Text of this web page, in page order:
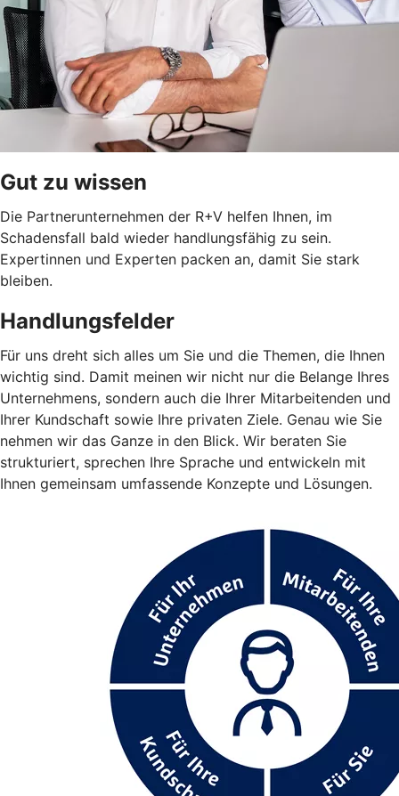
Gut zu wissen
Die Partnerunternehmen der R+V helfen Ihnen, im
Schadensfall bald wieder handlungsfähig zu sein.
Expertinnen und Experten packen an, damit Sie stark
bleiben.
Handlungsfelder
Für uns dreht sich alles um Sie und die Themen, die Ihnen
wichtig sind. Damit meinen wir nicht nur die Belange Ihres
Unternehmens, sondern auch die Ihrer Mitarbeitenden und
Ihrer Kundschaft sowie Ihre privaten Ziele. Genau wie Sie
nehmen wir das Ganze in den Blick. Wir beraten Sie
strukturiert, sprechen Ihre Sprache und entwickeln mit
Ihnen gemeinsam umfassende Konzepte und Lösungen.